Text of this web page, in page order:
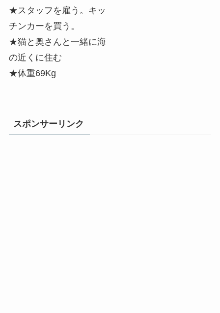
★スタッフを雇う。キッ
チンカーを買う。
★猫と奥さんと一緒に海
の近くに住む
★体重69Kg
スポンサーリンク